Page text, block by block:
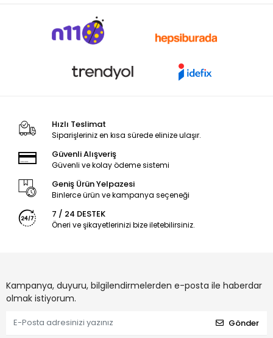
Hızlı Teslimat
Siparişleriniz en kısa sürede elinize ulaşır.
Güvenli Alışveriş
Güvenli ve kolay ödeme sistemi
Geniş Ürün Yelpazesi
Binlerce ürün ve kampanya seçeneği
7 / 24 DESTEK
Öneri ve şikayetlerinizi bize iletebilirsiniz.
Kampanya, duyuru, bilgilendirmelerden e-posta ile haberdar
olmak istiyorum.
Gönder